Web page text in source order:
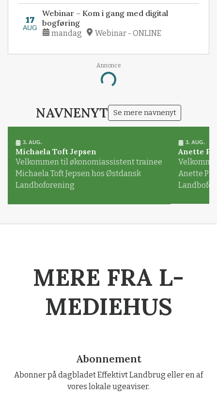
17
AUG
Webinar – Kom i gang med digital
bogføring
mandag Webinar - ONLINE
Annonce
Loading...
NAVNENYT Se mere navnenyt
3. AUG.
Michaela Toft Jepsen
Velkommen til økonomiassistent trainee
Michaela Toft Jepsen hos Østdansk
Landboforening
3. AUG.
Anette
Anette
MERE FRA L-
MEDIEHUS
Abonnement
Abonner på dagbladet Effektivt Landbrug eller en af
vores lokale ugeaviser.